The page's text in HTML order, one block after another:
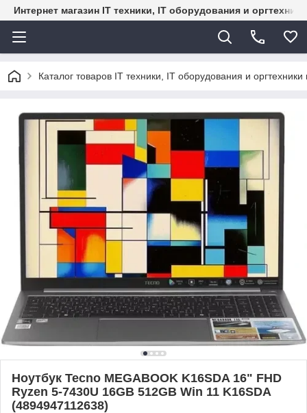
Интернет магазин IT техники, IT оборудования и
Каталог товаров IT техники, IT оборудования и
Ноутбук Tecno MEGABOOK K16SDA 16" FHD
Ryzen 5-7430U 16GB 512GB Win 11 K16SDA
(4894947112638)